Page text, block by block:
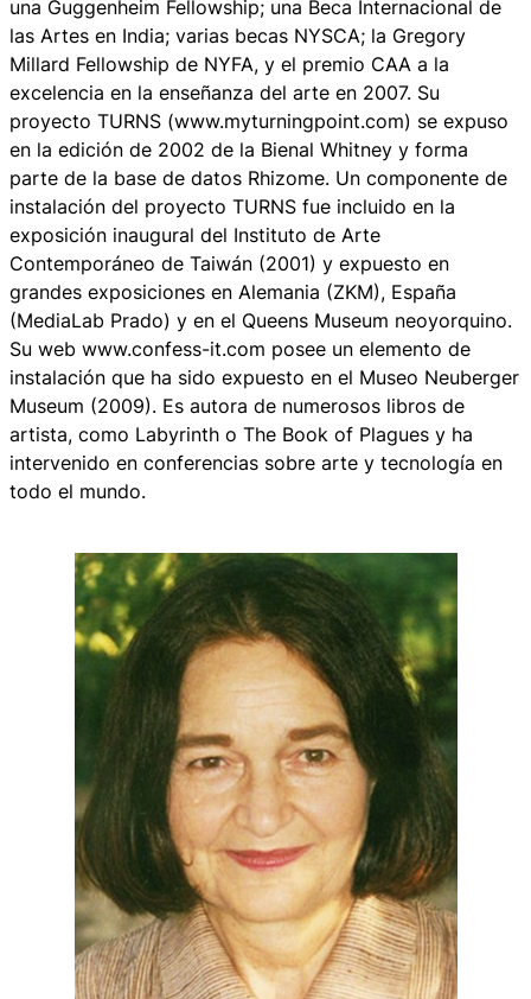
una Guggenheim Fellowship; una Beca Internacional de
las Artes en India; varias becas NYSCA; la Gregory
Millard Fellowship de NYFA, y el premio CAA a la
excelencia en la enseñanza del arte en 2007. Su
proyecto TURNS (www.myturningpoint.com) se expuso
en la edición de 2002 de la Bienal Whitney y forma
parte de la base de datos Rhizome. Un componente de
instalación del proyecto TURNS fue incluido en la
exposición inaugural del Instituto de Arte
Contemporáneo de Taiwán (2001) y expuesto en
grandes exposiciones en Alemania (ZKM), España
(MediaLab Prado) y en el Queens Museum neoyorquino.
Su web www.confess-it.com posee un elemento de
instalación que ha sido expuesto en el Museo Neuberger
Museum (2009). Es autora de numerosos libros de
artista, como Labyrinth o The Book of Plagues y ha
intervenido en conferencias sobre arte y tecnología en
todo el mundo.